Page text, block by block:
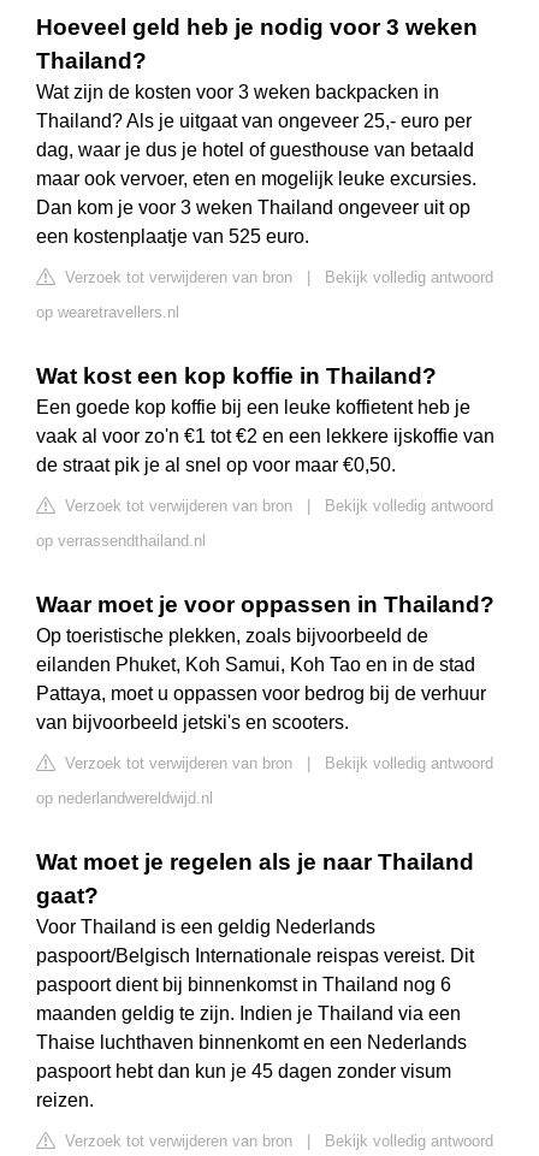
Hoeveel geld heb je nodig voor 3 weken
Thailand?
Wat zijn de kosten voor 3 weken backpacken in
Thailand? Als je uitgaat van ongeveer 25,- euro per
dag, waar je dus je hotel of guesthouse van betaald
maar ook vervoer, eten en mogelijk leuke excursies.
Dan kom je voor 3 weken Thailand ongeveer uit op
een kostenplaatje van 525 euro.
Verzoek tot verwijderen van bron
Bekijk volledig antwoord
op wearetravellers.nl
Wat kost een kop koffie in Thailand?
Een goede kop koffie bij een leuke koffietent heb je
vaak al voor zo'n €1 tot €2 en een lekkere ijskoffie van
de straat pik je al snel op voor maar €0,50.
Verzoek tot verwijderen van bron
Bekijk volledig antwoord
op verrassendthailand.nl
Waar moet je voor oppassen in Thailand?
Op toeristische plekken, zoals bijvoorbeeld de
eilanden Phuket, Koh Samui, Koh Tao en in de stad
Pattaya, moet u oppassen voor bedrog bij de verhuur
van bijvoorbeeld jetski's en scooters.
Verzoek tot verwijderen van bron
Bekijk volledig antwoord
op nederlandwereldwijd.nl
Wat moet je regelen als je naar Thailand
gaat?
Voor Thailand is een geldig Nederlands
paspoort/Belgisch Internationale reispas vereist. Dit
paspoort dient bij binnenkomst in Thailand nog 6
maanden geldig te zijn. Indien je Thailand via een
Thaise luchthaven binnenkomt en een Nederlands
paspoort hebt dan kun je 45 dagen zonder visum
reizen.
Verzoek tot verwijderen van bron
Bekijk volledig antwoord